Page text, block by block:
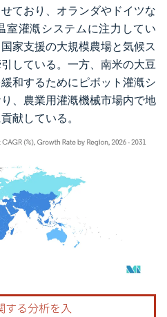
ており、オランダやドイツな
室灌漑システムに注力してい
家支援の大規模農場と気候ス
している。一方、南米の大豆
和するためにピボット灌漑シ
、農業用灌漑機械市場内で地
献している。
はCC BY 4.0の表示が必要です。